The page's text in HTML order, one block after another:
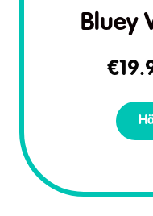
Bluey
€